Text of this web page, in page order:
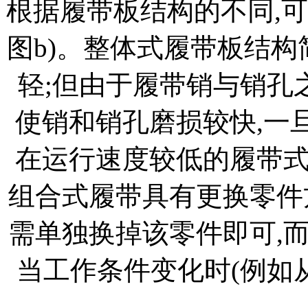
根据履带板结构的不同,
图b)。整体式履带板结
轻;但由于履带销与销孔
使销和销孔磨损较快,一
在运行速度较低的履带
组合式履带具有更换零
需单独换掉该零件即可,
当工作条件变化时(例如